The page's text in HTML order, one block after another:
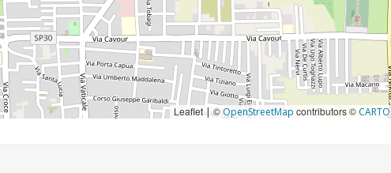
Leaflet|©OpenStreetMap contributors © CARTO